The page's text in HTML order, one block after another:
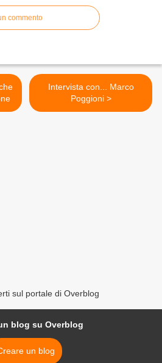
commento
Intervista con... Marco
Poggioni >
sul portale di Overblog
blog su Overblog
un blog